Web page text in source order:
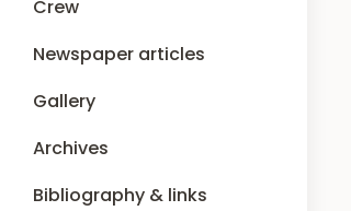
Crew
Newspaper articles
Gallery
Archives
Bibliography & links